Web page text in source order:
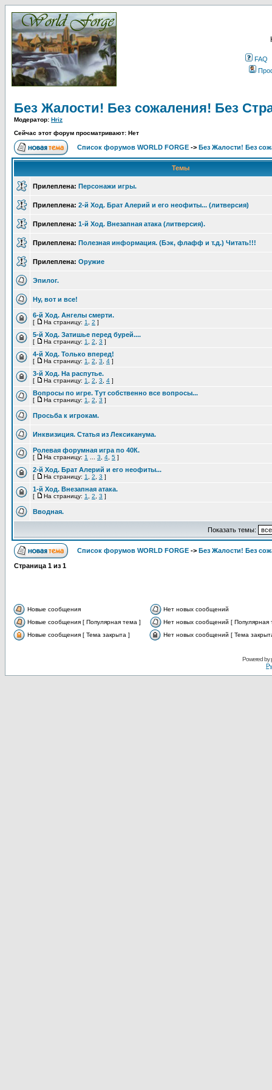
FAQ
Без Жалости! Без сожаления! Без
Модератор: Hriz
Сейчас этот форум просматривают: Нет
Список форумов WORLD FORGE -> Без Жалости! Без
Темы
Прилеплена: Персонажи игры.
Прилеплена: 2-й Ход. Брат Алерий и его неофиты... (литверсия)
Прилеплена: 1-й Ход. Внезапная атака (литверсия).
Прилеплена: Полезная информация. (Бэк, флафф и т.д.) Читать!!!
Прилеплена: Оружие
Эпилог.
Ну, вот и все!
6-й Ход. Ангелы смерти.
[ На страницу: 1 2 ]
5-й Ход. Затишье перед бурей....
[ На страницу: 1 2 3 ]
4-й Ход. Только вперед!
[ На страницу: 1 2 3 4 ]
3-й Ход. На распутье.
[ На страницу: 1 2 3 4 ]
Вопросы по игре. Тут собственно все вопросы...
[ На страницу: 1 2 3 ]
Просьба к игрокам.
Инквизиция. Статья из Лексиканума.
Ролевая форумная игра по 40К.
[ На страницу: 1 3 4 5 ]
2-й Ход. Брат Алерий и его неофиты...
[ На страницу: 1 2 3 ]
1-й Ход. Внезапная атака.
[ На страницу: 1 2 3 ]
Вводная.
Показать темы:
Список форумов WORLD FORGE -> Без Жалости! Без
Страница 1 из 1
Новые сообщения
Нет новых сообщений
Новые сообщения [ Популярная тема ]
Нет новых сообщений [ Популярная
Новые сообщения [ Тема закрыта ]
Нет новых сообщений [ Тема
Powered by